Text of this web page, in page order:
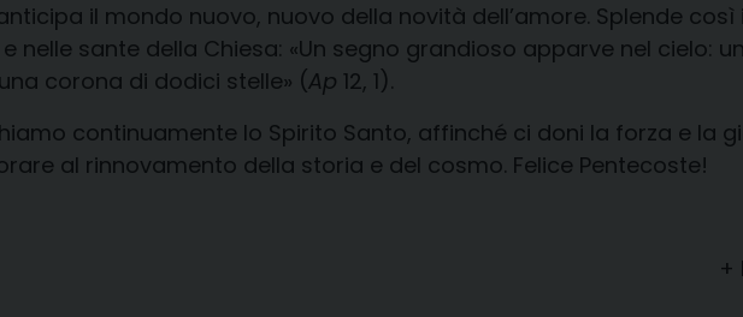
il mondo nuovo, nuovo della novità dell’amore. Splende
nelle sante della Chiesa: «Un segno grandioso apparve nel cielo:
corona di dodici stelle» (Ap 12, 1).
continuamente lo Spirito Santo, affinché ci doni la forza e la
al rinnovamento della storia e del cosmo. Felice Pentecoste!
+